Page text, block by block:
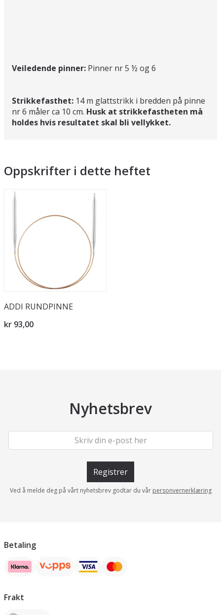
Veiledende pinner: Pinner nr 5 ½ og 6
Strikkefasthet: 14 m glattstrikk i bredden på pinne
nr 6 måler ca 10 cm. Husk at strikkefastheten må
holdes hvis resultatet skal bli vellykket.
Oppskrifter i dette heftet
ADDI RUNDPINNE
kr 93,00
Nyhetsbrev
Registrer
Ved å melde deg på vårt nyhetsbrev godtar du vår personvernerklæring
Betaling
Frakt